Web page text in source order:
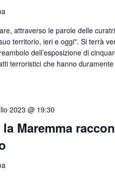
attraverso le parole delle
territorio, ieri e oggi". Si terrà
dell’esposizione di
terroristici che hanno
Maremma
2023 @ 19:30